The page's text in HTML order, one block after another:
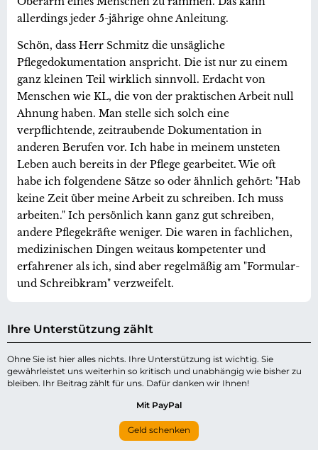
allerdings jeder 5-jährige ohne Anleitung.
Schön, dass Herr Schmitz die unsägliche
Pflegedokumentation anspricht. Die ist nur zu einem
ganz kleinen Teil wirklich sinnvoll. Erdacht von
Menschen wie KL, die von der praktischen Arbeit null
Ahnung haben. Man stelle sich solch eine
verpflichtende, zeitraubende Dokumentation in
anderen Berufen vor. Ich habe in meinem unsteten
Leben auch bereits in der Pflege gearbeitet. Wie oft
habe ich folgendene Sätze so oder ähnlich gehört: "Hab
keine Zeit über meine Arbeit zu schreiben. Ich muss
arbeiten." Ich persönlich kann ganz gut schreiben,
andere Pflegekräfte weniger. Die waren in fachlichen,
medizinischen Dingen weitaus kompetenter und
erfahrener als ich, sind aber regelmäßig am "Formular-
und Schreibkram" verzweifelt.
Ihre Unterstützung zählt
Ohne Sie ist hier alles nichts. Ihre Unterstützung ist wichtig. Sie
gewährleistet uns weiterhin so kritisch und unabhängig wie bisher zu
bleiben. Ihr Beitrag zählt für uns. Dafür danken wir Ihnen!
Mit PayPal
Geld schenken